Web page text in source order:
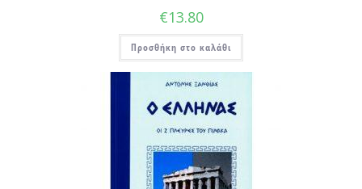
€13.80
Προσθήκη στο καλάθι